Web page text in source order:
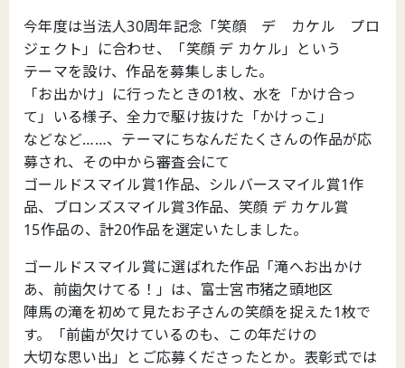
今年度は当法人30周年記念「笑顔 デ カケル プロ
ジェクト」に合わせ、「笑顔 デ カケル」という
テーマを設け、作品を募集しました。
「お出かけ」に行ったときの1枚、水を「かけ合っ
て」いる様子、全力で駆け抜けた「かけっこ」
などなど……、テーマにちなんだたくさんの作品が応
募され、その中から審査会にて
ゴールドスマイル賞1作品、シルバースマイル賞1作
品、ブロンズスマイル賞3作品、笑顔 デ カケル賞
15作品の、計20作品を選定いたしました。
ゴールドスマイル賞に選ばれた作品「滝へお出かけ
あ、前歯欠けてる！」は、富士宮市猪之頭地区
陣馬の滝を初めて見たお子さんの笑顔を捉えた1枚で
す。「前歯が欠けているのも、この年だけの
大切な思い出」とご応募くださったとか。表彰式では